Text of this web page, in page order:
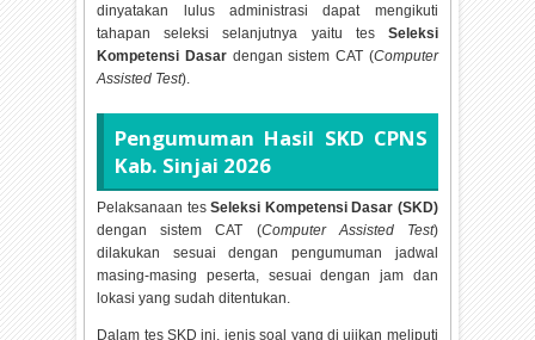
dinyatakan lulus administrasi dapat mengikuti
tahapan seleksi selanjutnya yaitu tes Seleksi
Kompetensi Dasar dengan sistem CAT (Computer
Assisted Test).
Pengumuman Hasil SKD CPNS
Kab. Sinjai 2026
Pelaksanaan tesSeleksi Kompetensi Dasar (SKD)
dengan sistem CAT (Computer Assisted Test)
dilakukan sesuai dengan pengumuman jadwal
masing-masing peserta, sesuai dengan jam dan
lokasi yang sudah ditentukan.
Dalam tes SKD ini, jenis soal yang di ujikan meliputi